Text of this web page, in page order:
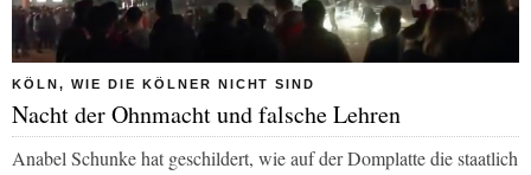
KÖLN, WIE DIE KÖLNER NICHT SIND
Nacht der Ohnmacht und falsche Lehren
Anabel Schunke hat geschildert, wie auf der Domplatte die staatlich